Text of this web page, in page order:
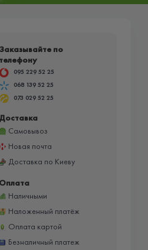
Заказывайте по
телефону
095 229 52 25
068 139 52 25
073 029 52 25
Доставка
Самовывоз
Новая почта
Доставка по Киеву
Оплата
Наличными
Наложенный платёж
Оплата картой
Безналичный платеж